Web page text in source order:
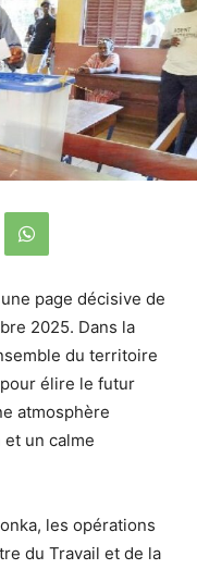
page décisive de
2025. Dans la
du territoire
élire le futur
atmosphère
un calme
les opérations
du Travail et de la